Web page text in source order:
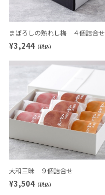
まぼろしの熟れし梅 ４個詰合せ
¥3,244（税込）
大和三昧 ９個詰合せ
¥3,504（税込）